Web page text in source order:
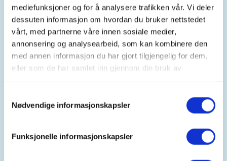
mediefunksjoner og for å analysere trafikken vår. Vi deler
dessuten informasjon om hvordan du bruker nettstedet
vårt, med partnerne våre innen sosiale medier,
annonsering og analysearbeid, som kan kombinere den
med annen informasjon du har gjort tilgjengelig for dem,
eller som de har samlet inn gjennom din bruk av
Nødvendige informasjonskapsler
Funksjonelle informasjonskapsler
Dato:30 mai - 31 mai 2025
Oppmøtetid:Lørdag 30.05.2025 klokken 08.00 -
alternativt fra Sunndal, som må avtales med
turledere.
Oppmøtested:Flotmyr busstasjon, Haugesund
Stigning:1400 meter
13 km og 6 - 7 timer fra
Sunndal opp til Fonnabu